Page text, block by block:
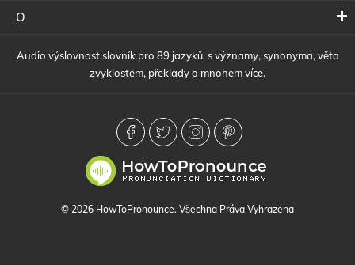
O
Audio výslovnost slovník pro 89 jazyků, s významy, synonyma, věta
zvyklostem, překlady a mnohem více.
© 2026 HowToPronounce. Všechna Práva Vyhrazena